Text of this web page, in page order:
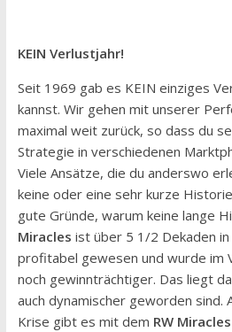
KEIN Verlustjahr!
Seit 1969 gab es KEIN einziges
kannst. Wir gehen mit unserer
maximal weit zurück, so dass du
Strategie in verschiedenen
Viele Ansätze, die du anderswo
keine oder eine sehr kurze
gute Gründe, warum keine lange
Miracles ist über 5 1/2 Dekaden
profitabel gewesen und wurde im
noch gewinnträchtiger. Das liegt
auch dynamischer geworden sind.
Krise gibt es mit dem RW Miracles